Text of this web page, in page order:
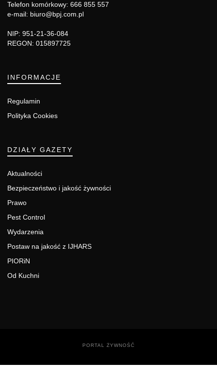
Telefon komórkowy: 666 855 557
e-mail: biuro@bpj.com.pl
NIP: 951-21-36-084
REGON: 015897725
INFORMACJE
Regulamin
Polityka Cookies
DZIAŁY GAZETY
Aktualności
Bezpieczeństwo i jakość żywności
Prawo
Pest Control
Wydarzenia
Postaw na jakość z IJHARS
PIORiN
Od Kuchni
PORTAL ŻYWNOŚĆ